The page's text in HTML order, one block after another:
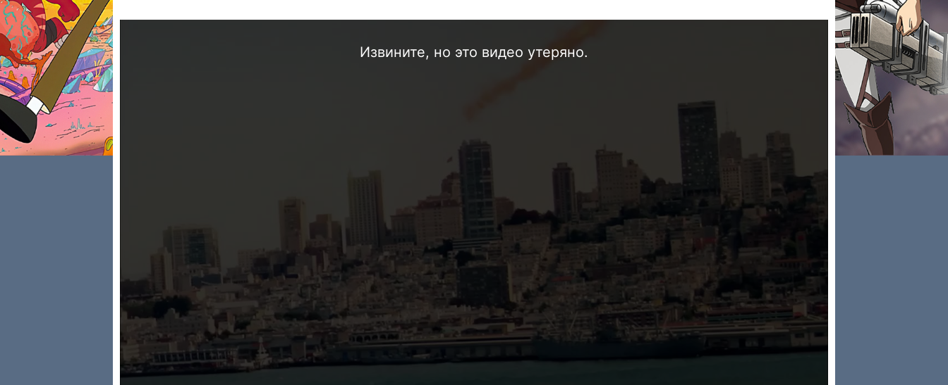
Извините, но это видео утеряно.